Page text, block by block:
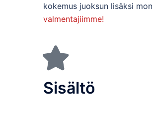
kokemus juoksun lisäksi
valmentajiimme!
Sisältö